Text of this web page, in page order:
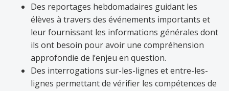
Des reportages hebdomadaires guidant les
élèves à travers des événements importants et
leur fournissant les informations générales dont
ils ont besoin pour avoir une compréhension
approfondie de l’enjeu en question.
Des interrogations sur-les-lignes et entre-les-
lignes permettant de vérifier les compétences de